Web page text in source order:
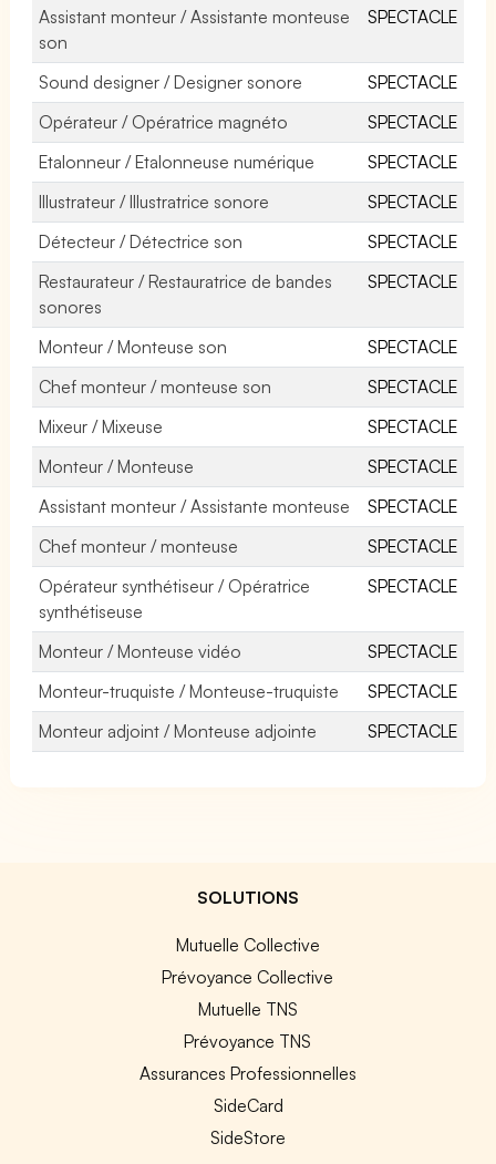
Assistant monteur / Assistante monteuse
son
SPECTACLE
Sound designer / Designer sonore
SPECTACLE
Opérateur / Opératrice magnéto
SPECTACLE
Etalonneur / Etalonneuse numérique
SPECTACLE
Illustrateur / Illustratrice sonore
SPECTACLE
Détecteur / Détectrice son
SPECTACLE
Restaurateur / Restauratrice de bandes
sonores
SPECTACLE
Monteur / Monteuse son
SPECTACLE
Chef monteur / monteuse son
SPECTACLE
Mixeur / Mixeuse
SPECTACLE
Monteur / Monteuse
SPECTACLE
Assistant monteur / Assistante monteuse
SPECTACLE
Chef monteur / monteuse
SPECTACLE
Opérateur synthétiseur / Opératrice
synthétiseuse
SPECTACLE
Monteur / Monteuse vidéo
SPECTACLE
Monteur-truquiste / Monteuse-truquiste
SPECTACLE
Monteur adjoint / Monteuse adjointe
SPECTACLE
SOLUTIONS
Mutuelle Collective
Prévoyance Collective
Mutuelle TNS
Prévoyance TNS
Assurances Professionnelles
SideCard
SideStore